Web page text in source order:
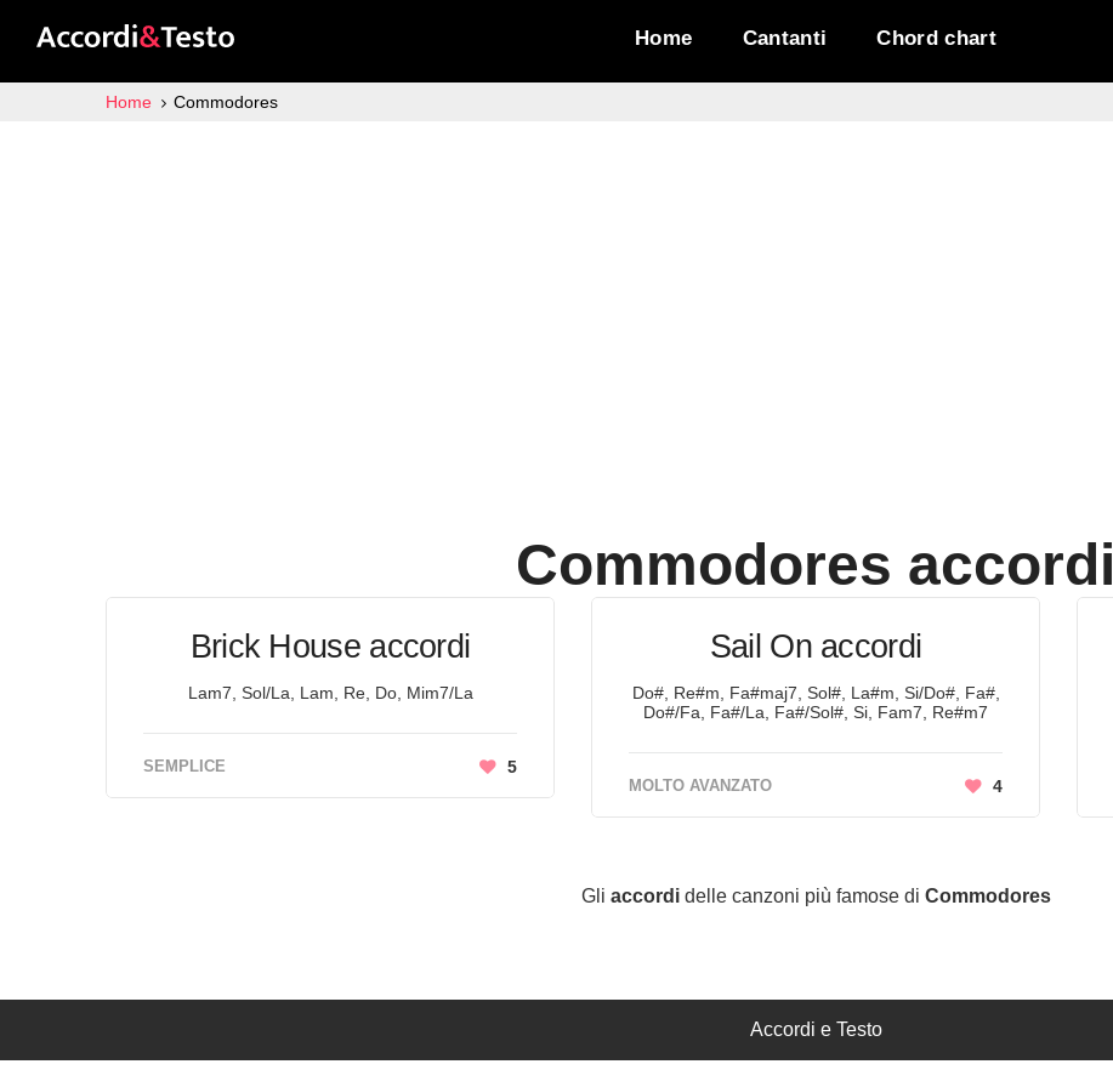
Home Cantanti Chord chart
Home Commodores
Commodores accordi
Brick House accordi
Lam7, Sol/La, Lam, Re, Do, Mim7/La
SEMPLICE 5
Sail On accordi
Do#, Re#m, Fa#maj7, Sol#, La#m, Si/Do#, Fa#,
Do#/Fa, Fa#/La, Fa#/Sol#, Si, Fam7, Re#m7
MOLTO AVANZATO 4
Gli accordidelle canzoni più famose di Commodores
Accordi e Testo